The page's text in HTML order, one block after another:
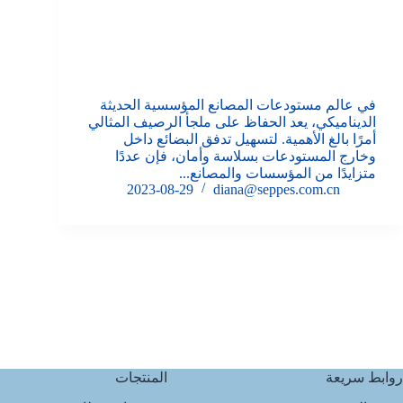
في عالم مستودعات المصانع المؤسسية الحديثة
الديناميكي، يعد الحفاظ على ملجأ الرصيف المثالي
أمرًا بالغ الأهمية. لتسهيل تدفق البضائع داخل
وخارج المستودعات بسلاسة وأمان، فإن عددًا
متزايدًا من المؤسسات والمصانع...
diana@seppes.com.cn
2023-08-29
روابط سريعة
المنتجات